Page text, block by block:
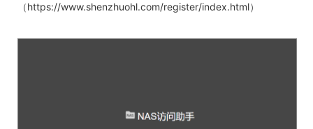
（https://www.shenzhuohl.com/register/index.html）